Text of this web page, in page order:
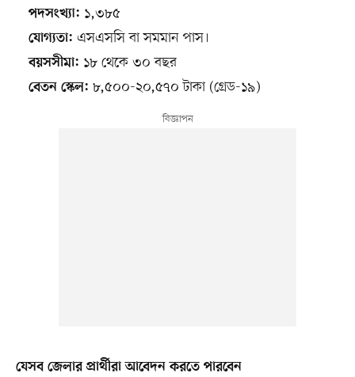
পদসংখ্যা: ১,৩৮৫
যোগ্যতা: এসএসসি বা সমমান পাস।
বয়সসীমা: ১৮ থেকে ৩০ বছর
বেতন স্কেল: ৮,৫০০-২০,৫৭০ টাকা (গ্রেড-১৯)
যেসব জেলার প্রার্থীরা আবেদন করতে পারবেন